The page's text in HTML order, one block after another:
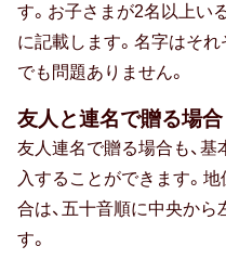
マナ
のし
包装
す。お子さまが2名以上い
に記載します。名字はそ
でも問題ありません。
友人と連名で贈る場合
友人連名で贈る場合も、
入することができます。
合は、五十音順に中央か
す。